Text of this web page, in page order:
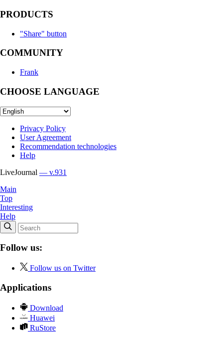
PRODUCTS
"Share" button
COMMUNITY
Frank
CHOOSE LANGUAGE
Privacy Policy
User Agreement
Recommendation technologies
Help
LiveJournal — v.931
Main
Top
Interesting
Help
Follow us:
Follow us on Twitter
Applications
Download
Huawei
RuStore